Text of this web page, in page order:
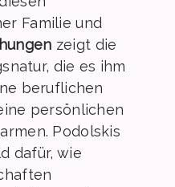
Familie und
zeigt die
die es ihm
beruflichen
persönlichen
Podolskis
dafür, wie